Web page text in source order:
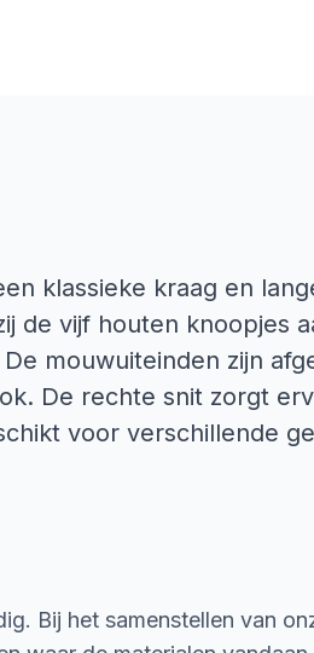
klassieke kraag en
de vijf houten knoopjes
mouwuiteinden zijn
De rechte snit zorgt
voor verschillende
Bij het samenstellen van